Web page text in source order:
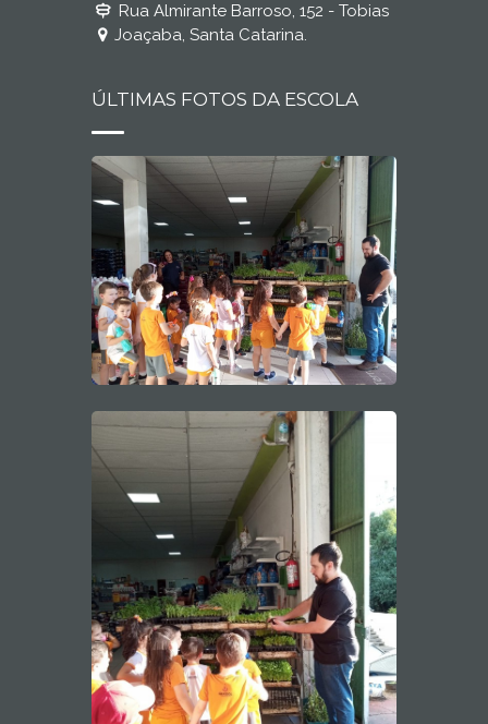
Rua Almirante Barroso, 152 - Tobias
Joaçaba, Santa Catarina.
ÚLTIMAS FOTOS DA ESCOLA